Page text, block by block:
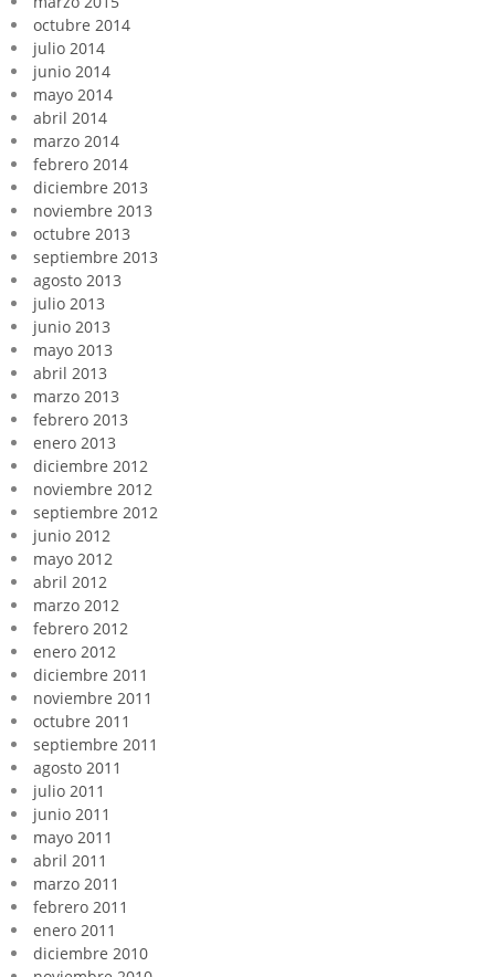
octubre 2014
julio 2014
junio 2014
mayo 2014
abril 2014
marzo 2014
febrero 2014
diciembre 2013
noviembre 2013
octubre 2013
septiembre 2013
agosto 2013
julio 2013
junio 2013
mayo 2013
abril 2013
marzo 2013
febrero 2013
enero 2013
diciembre 2012
noviembre 2012
septiembre 2012
junio 2012
mayo 2012
abril 2012
marzo 2012
febrero 2012
enero 2012
diciembre 2011
noviembre 2011
octubre 2011
septiembre 2011
agosto 2011
julio 2011
junio 2011
mayo 2011
abril 2011
marzo 2011
febrero 2011
enero 2011
diciembre 2010